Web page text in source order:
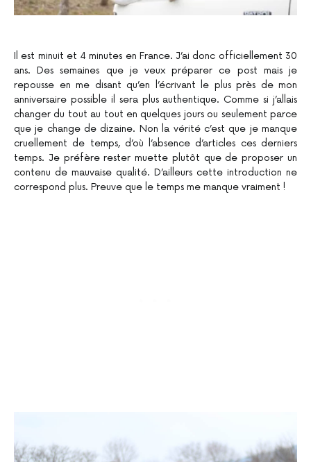
Il est minuit et 4 minutes en France. J’ai donc officiellement 30
ans. Des semaines que je veux préparer ce post mais je
repousse en me disant qu’en l’écrivant le plus près de mon
anniversaire possible il sera plus authentique. Comme si j’allais
changer du tout au tout en quelques jours ou seulement parce
que je change de dizaine. Non la vérité c’est que je manque
cruellement de temps, d’où l’absence d’articles ces derniers
temps. Je préfère rester muette plutôt que de proposer un
contenu de mauvaise qualité. D’ailleurs cette introduction ne
correspond plus. Preuve que le temps me manque vraiment !